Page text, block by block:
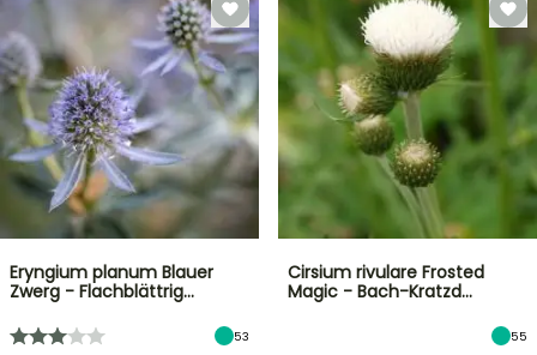
Eryngium planum Blauer
Zwerg - Flachblättrig…
53
Cirsium rivulare Frosted
Magic - Bach-Kratzd…
55